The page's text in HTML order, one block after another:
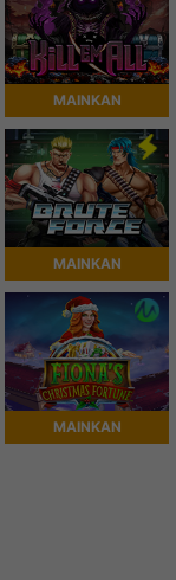
MAINKAN
MAINKAN
MAINKAN